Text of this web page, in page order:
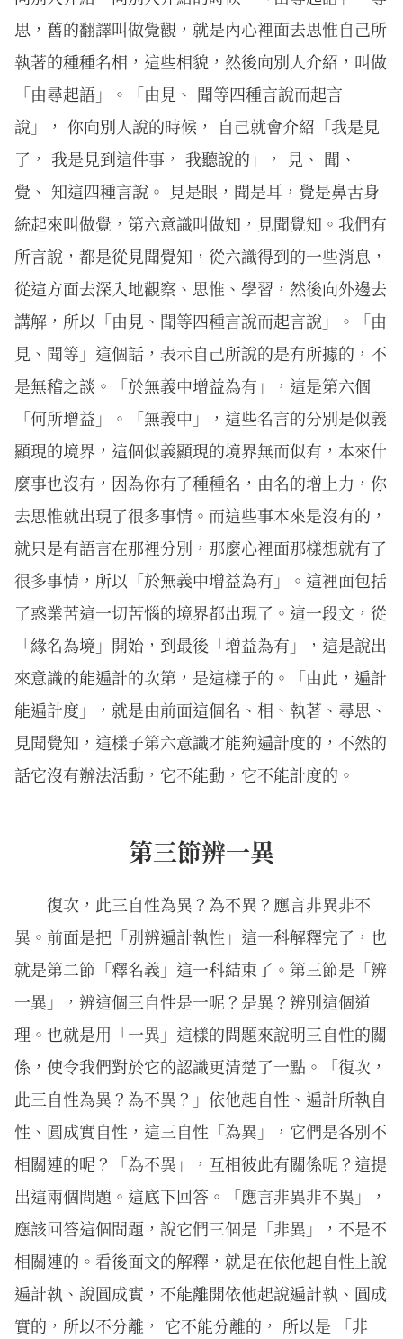
思，舊的翻譯叫做覺觀，就是內心裡面去思惟自己所
執著的種種名相，這些相貌，然後向別人介紹，叫做
「由尋起語」。「由見、 聞等四種言說而起言
說」， 你向別人說的時候， 自己就會介紹「我是見
了， 我是見到這件事， 我聽說的」， 見、 聞、
覺、 知這四種言說。 見是眼，聞是耳，覺是鼻舌身
統起來叫做覺，第六意識叫做知，見聞覺知。我們有
所言說，都是從見聞覺知，從六識得到的一些消息，
從這方面去深入地觀察、思惟、學習，然後向外邊去
講解，所以「由見、聞等四種言說而起言說」。「由
見、聞等」這個話，表示自己所說的是有所據的，不
是無稽之談。「於無義中增益為有」，這是第六個
「何所增益」。「無義中」，這些名言的分別是似義
顯現的境界，這個似義顯現的境界無而似有，本來什
麼事也沒有，因為你有了種種名，由名的增上力，你
去思惟就出現了很多事情。而這些事本來是沒有的，
就只是有語言在那裡分別，那麼心裡面那樣想就有了
很多事情，所以「於無義中增益為有」。這裡面包括
了惑業苦這一切苦惱的境界都出現了。這一段文，從
「緣名為境」開始，到最後「增益為有」，這是說出
來意識的能遍計的次第，是這樣子的。「由此，遍計
能遍計度」，就是由前面這個名、相、執著、尋思、
見聞覺知，這樣子第六意識才能夠遍計度的，不然的
話它沒有辦法活動，它不能動，它不能計度的。
第三節辨一異
復次，此三自性為異？為不異？應言非異非不
異。前面是把「別辨遍計執性」這一科解釋完了，也
就是第二節「釋名義」這一科結束了。第三節是「辨
一異」，辨這個三自性是一呢？是異？辨別這個道
理。也就是用「一異」這樣的問題來說明三自性的關
係，使令我們對於它的認識更清楚了一點。「復次，
此三自性為異？為不異？」依他起自性、遍計所執自
性、圓成實自性，這三自性「為異」，它們是各別不
相關連的呢？「為不異」，互相彼此有關係呢？這提
出這兩個問題。這底下回答。「應言非異非不異」，
應該回答這個問題，說它們三個是「非異」，不是不
相關連的。看後面文的解釋，就是在依他起自性上說
遍計執、說圓成實，不能離開依他起說遍計執、圓成
實的，所以不分離， 它不能分離的， 所以是 「非